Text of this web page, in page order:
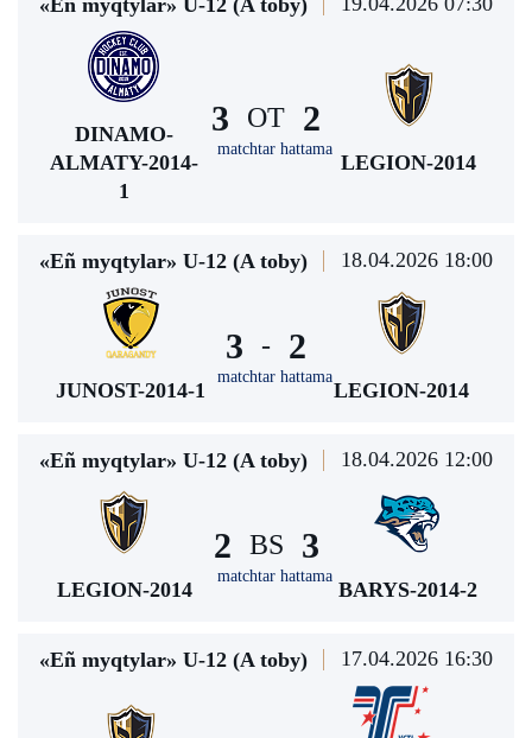
«Eñ myqtylar» U-12 (A toby)
DINAMO-
ALMATY-2014-
1
3 ОТ
matchtar hattama
2
LEGION-2014
«Eñ myqtylar» U-12 (A toby) 18.04.2026 18:00
JUNOST-2014-1
3 -
matchtar hattama
2
LEGION-2014
«Eñ myqtylar» U-12 (A toby) 18.04.2026 12:00
LEGION-2014
2 BS
matchtar hattama
3
BARYS-2014-2
«Eñ myqtylar» U-12 (A toby) 17.04.2026 16:30